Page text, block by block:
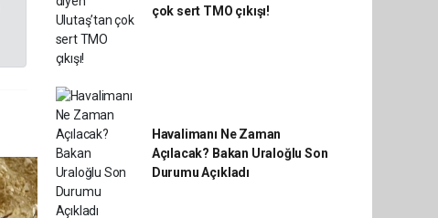
çok sert TMO çıkışı!
Havalimanı Ne Zaman
Açılacak? Bakan Uraloğlu Son
Durumu Açıkladı